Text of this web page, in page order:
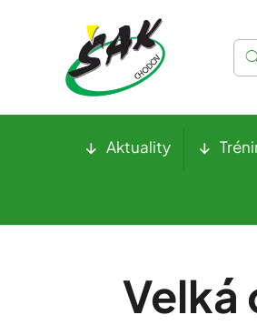
Aktuality
Velká